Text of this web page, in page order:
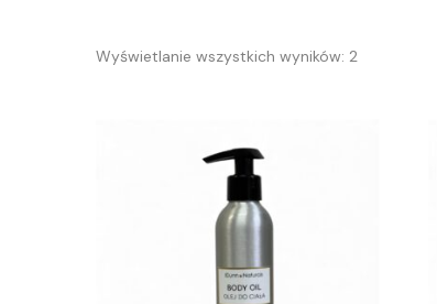
Wyświetlanie wszystkich wyników: 2